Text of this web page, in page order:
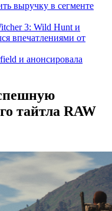
выручку в сегменте
3: Wild Hunt и
впечатлениями от
и анонсировала
тайтла RAW